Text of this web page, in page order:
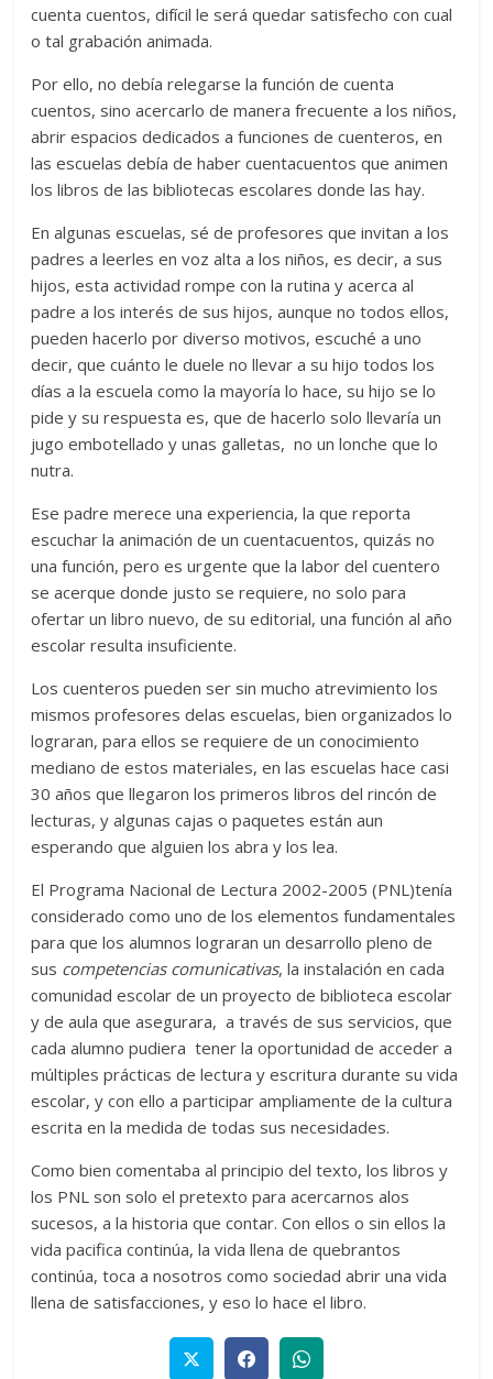
cuenta cuentos, difícil le será quedar satisfecho con cual
o tal grabación animada.
Por ello, no debía relegarse la función de cuenta
cuentos, sino acercarlo de manera frecuente a los niños,
abrir espacios dedicados a funciones de cuenteros, en
las escuelas debía de haber cuentacuentos que animen
los libros de las bibliotecas escolares donde las hay.
En algunas escuelas, sé de profesores que invitan a los
padres a leerles en voz alta a los niños, es decir, a sus
hijos, esta actividad rompe con la rutina y acerca al
padre a los interés de sus hijos, aunque no todos ellos,
pueden hacerlo por diverso motivos, escuché a uno
decir, que cuánto le duele no llevar a su hijo todos los
días a la escuela como la mayoría lo hace, su hijo se lo
pide y su respuesta es, que de hacerlo solo llevaría un
jugo embotellado y unas galletas, no un lonche que lo
nutra.
Ese padre merece una experiencia, la que reporta
escuchar la animación de un cuentacuentos, quizás no
una función, pero es urgente que la labor del cuentero
se acerque donde justo se requiere, no solo para
ofertar un libro nuevo, de su editorial, una función al año
escolar resulta insuficiente.
Los cuenteros pueden ser sin mucho atrevimiento los
mismos profesores delas escuelas, bien organizados lo
lograran, para ellos se requiere de un conocimiento
mediano de estos materiales, en las escuelas hace casi
30 años que llegaron los primeros libros del rincón de
lecturas, y algunas cajas o paquetes están aun
esperando que alguien los abra y los lea.
El Programa Nacional de Lectura 2002-2005 (PNL)tenía
considerado como uno de los elementos fundamentales
para que los alumnos lograran un desarrollo pleno de
sus competencias comunicativas, la instalación en cada
comunidad escolar de un proyecto de biblioteca escolar
y de aula que asegurara, a través de sus servicios, que
cada alumno pudiera tener la oportunidad de acceder a
múltiples prácticas de lectura y escritura durante su vida
escolar, y con ello a participar ampliamente de la cultura
escrita en la medida de todas sus necesidades.
Como bien comentaba al principio del texto, los libros y
los PNL son solo el pretexto para acercarnos alos
sucesos, a la historia que contar. Con ellos o sin ellos la
vida pacifica continúa, la vida llena de quebrantos
continúa, toca a nosotros como sociedad abrir una vida
llena de satisfacciones, y eso lo hace el libro.